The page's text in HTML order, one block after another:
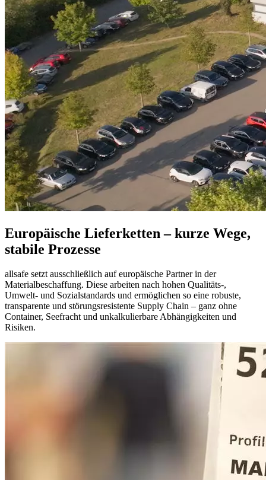
Europäische Lieferketten – kurze Wege,
stabile Prozesse
allsafe setzt ausschließlich auf europäische Partner in der
Materialbeschaffung. Diese arbeiten nach hohen Qualitäts-,
Umwelt- und Sozialstandards und ermöglichen so eine robuste,
transparente und störungsresistente Supply Chain – ganz ohne
Container, Seefracht und unkalkulierbare Abhängigkeiten und
Risiken.